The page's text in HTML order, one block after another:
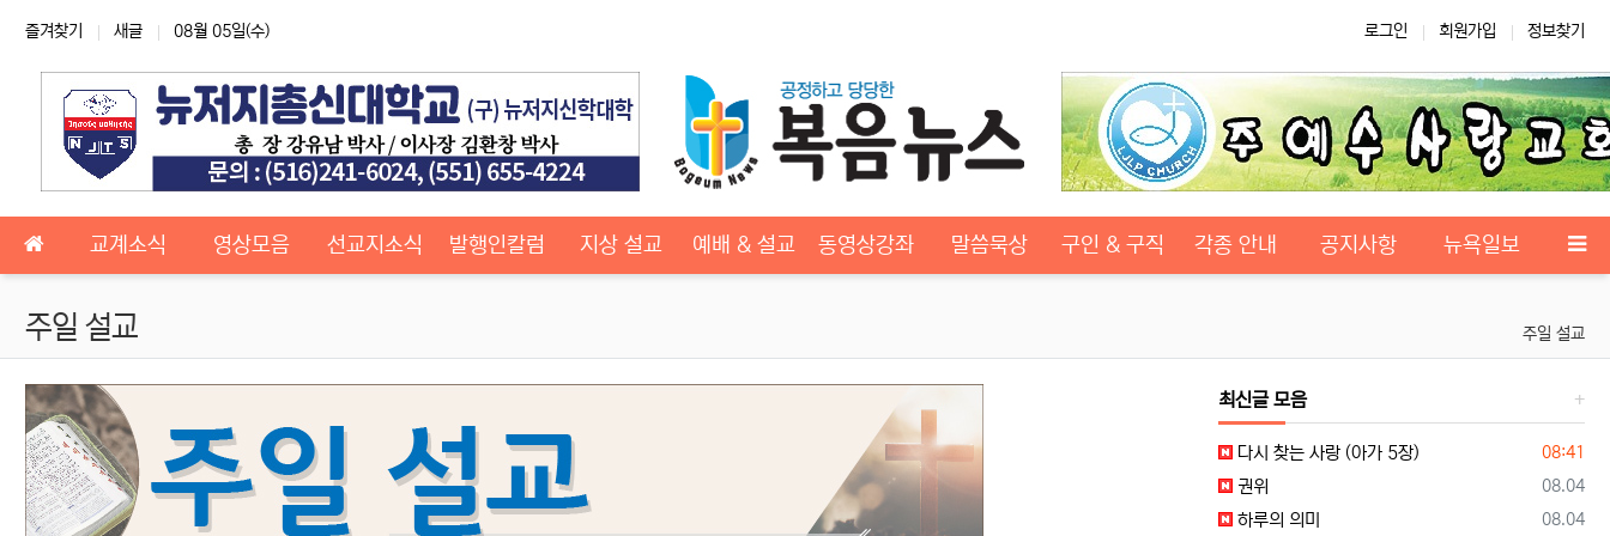
상단 네비
즐겨찾기 새글 08월 05일(수) 로그인 회원가입 정보찾기
메인 메뉴교계소식 영상모음 선교지소식 발행인칼럼 지상 설교 예배 & 설교 동영상강좌 말씀묵상 구인 & 구직 각종 안내 공지사항 뉴욕일보
주일 설교 주일 설교
최신글 모음
등록일
08:41
다시 찾는 사랑 (아가 5장)
등록일
08.04
권위
등록일
08.04
하루의 의미